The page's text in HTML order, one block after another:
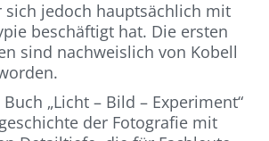
sich jedoch hauptsächlich mit
beschäftigt hat. Die ersten
sind nachweislich von Kobell
„Licht – Bild – Experiment“
der Fotografie mit